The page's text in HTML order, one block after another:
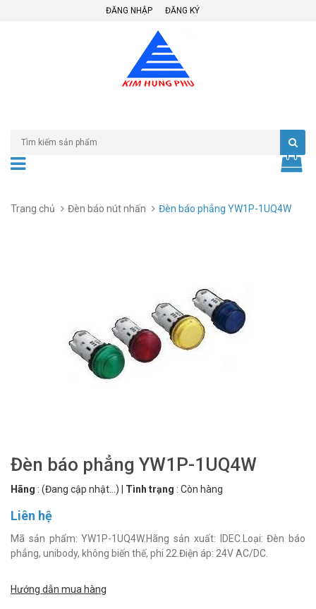
ĐĂNG NHẬP ĐĂNG KÝ
Trang chủ Đèn báo nút nhấn Đèn báo phẳng YW1P-1UQ4W
Đèn báo phẳng YW1P-1UQ4W
Hãng : (Đang cập nhật...) Tình trạng : Còn hàng
Liên hệ
Mã sản phẩm: YW1P-1UQ4W.Hãng sản xuất: IDEC.Loại: Đèn báo
phẳng, unibody, không biến thế, phi 22.Điện áp: 24V AC/DC.
Hướng dẫn mua hàng